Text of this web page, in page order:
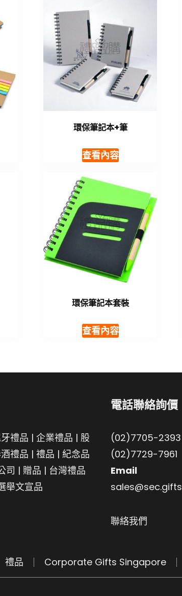
環保筆記本+筆
查看內容
環保筆記本套裝
查看內容
禮品 | 企業禮品 | 股
禮品 | 禮品 | 紀念品
司 | 贈品 | 台灣禮品
舉文宣品
電話聯絡詢價
(02)7705-2393
(02)7729-7961
Email
sales@sec.gifts
聯絡我們
禮品 Corporate Gifts Singapore